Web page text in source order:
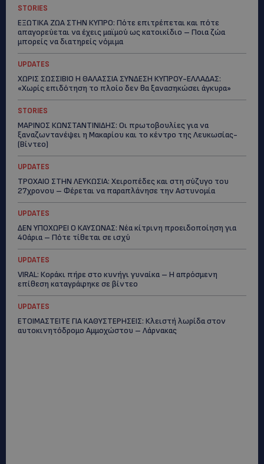
STORIES
ΕΞΩΤΙΚΑ ΖΩΑ ΣΤΗΝ ΚΥΠΡΟ: Πότε επιτρέπεται και πότε
απαγορεύεται να έχεις μαϊμού ως κατοικίδιο – Ποια ζώα
μπορείς να διατηρείς νόμιμα
UPDATES
ΧΩΡΙΣ ΣΩΣΣΙΒΙΟ Η ΘΑΛΑΣΣΙΑ ΣΥΝΔΕΣΗ ΚΥΠΡΟΥ-ΕΛΛΑΔΑΣ:
«Χωρίς επιδότηση το πλοίο δεν θα ξανασηκώσει άγκυρα»
STORIES
ΜΑΡΙΝΟΣ ΚΩΝΣΤΑΝΤΙΝΙΔΗΣ: Οι πρωτοβουλίες για να
ξαναζωντανέψει η Μακαρίου και το κέντρο της Λευκωσίας-
(Βίντεο)
UPDATES
ΤΡΟΧΑΙΟ ΣΤΗΝ ΛΕΥΚΩΣΙΑ: Χειροπέδες και στη σύζυγο του
27χρονου – Φέρεται να παραπλάνησε την Αστυνομία
UPDATES
ΔΕΝ ΥΠΟΧΩΡΕΙ Ο ΚΑΥΣΩΝΑΣ: Νέα κίτρινη προειδοποίηση για
40άρια – Πότε τίθεται σε ισχύ
UPDATES
VIRAL: Κοράκι πήρε στο κυνήγι γυναίκα – Η απρόσμενη
επίθεση καταγράφηκε σε βίντεο
UPDATES
ΕΤΟΙΜΑΣΤΕΙΤΕ ΓΙΑ ΚΑΘΥΣΤΕΡΗΣΕΙΣ: Κλειστή λωρίδα στον
αυτοκινητόδρομο Αμμοχώστου – Λάρνακας